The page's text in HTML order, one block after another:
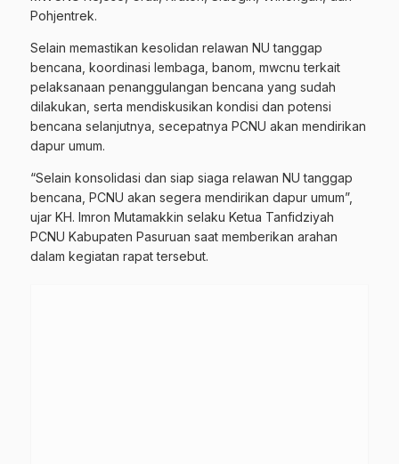
Pohjentrek.
Selain memastikan kesolidan relawan NU tanggap
bencana, koordinasi lembaga, banom, mwcnu terkait
pelaksanaan penanggulangan bencana yang sudah
dilakukan, serta mendiskusikan kondisi dan potensi
bencana selanjutnya, secepatnya PCNU akan mendirikan
dapur umum.
“Selain konsolidasi dan siap siaga relawan NU tanggap
bencana, PCNU akan segera mendirikan dapur umum”,
ujar KH. Imron Mutamakkin selaku Ketua Tanfidziyah
PCNU Kabupaten Pasuruan saat memberikan arahan
dalam kegiatan rapat tersebut.